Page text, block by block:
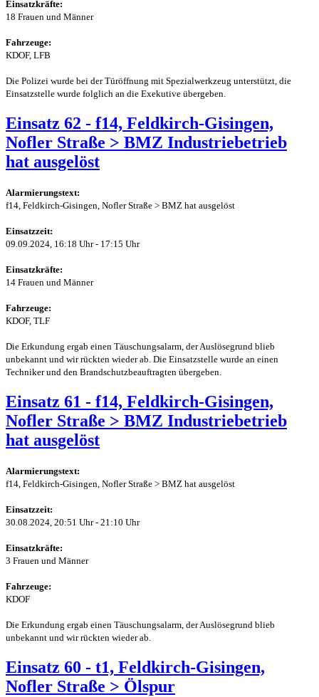
Einsatzkräfte:
18 Frauen und Männer
Fahrzeuge:
KDOF, LFB
Die Polizei wurde bei der Türöffnung mit Spezialwerkzeug unterstützt, die
Einsatzstelle wurde folglich an die Exekutive übergeben.
Einsatz 62 - f14, Feldkirch-Gisingen,
Nofler Straße > BMZ Industriebetrieb
hat ausgelöst
Alarmierungstext:
f14, Feldkirch-Gisingen, Nofler Straße > BMZ hat ausgelöst
Einsatzzeit:
09.09.2024, 16:18 Uhr - 17:15 Uhr
Einsatzkräfte:
14 Frauen und Männer
Fahrzeuge:
KDOF, TLF
Die Erkundung ergab einen Täuschungsalarm, der Auslösegrund blieb
unbekannt und wir rückten wieder ab. Die Einsatzstelle wurde an einen
Techniker und den Brandschutzbeauftragten übergeben.
Einsatz 61 - f14, Feldkirch-Gisingen,
Nofler Straße > BMZ Industriebetrieb
hat ausgelöst
Alarmierungstext:
f14, Feldkirch-Gisingen, Nofler Straße > BMZ hat ausgelöst
Einsatzzeit:
30.08.2024, 20:51 Uhr - 21:10 Uhr
Einsatzkräfte:
3 Frauen und Männer
Fahrzeuge:
KDOF
Die Erkundung ergab einen Täuschungsalarm, der Auslösegrund blieb
unbekannt und wir rückten wieder ab.
Einsatz 60 - t1, Feldkirch-Gisingen,
Nofler Straße > Ölspur